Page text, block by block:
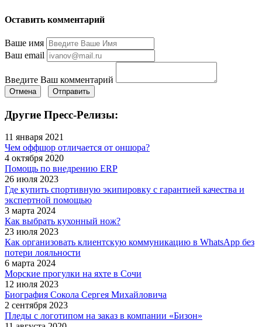
Оставить комментарий
Ваше имя
Ваш email
Введите Ваш комментарий
Отмена Отправить
Другие Пресс-Релизы:
11 января 2021
Чем оффшор отличается от оншора?
4 октября 2020
Помощь по внедрению ERP
26 июля 2023
Где купить спортивную экипировку с гарантией качества и
экспертной помощью
3 марта 2024
Как выбрать кухонный нож?
23 июля 2023
Как организовать клиентскую коммуникацию в WhatsApp без
потери лояльности
6 марта 2024
Морские прогулки на яхте в Сочи
12 июля 2023
Биография Сокола Сергея Михайловича
2 сентября 2023
Пледы с логотипом на заказ в компании «Бизон»